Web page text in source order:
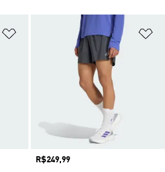
Adicionar à Lista de Desejos
Preço
R$249,99